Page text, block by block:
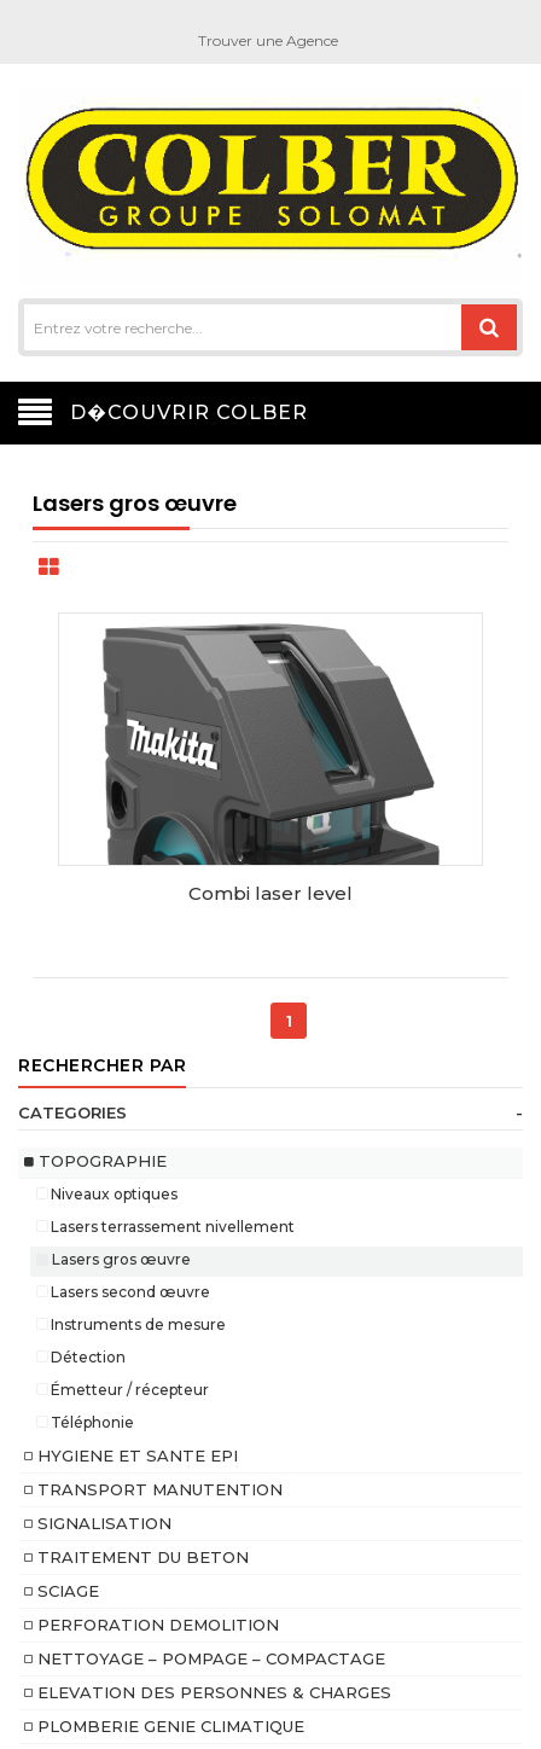
Trouver une Agence
D�COUVRIR COLBER
Lasers gros œuvre
Combi laser level
1
RECHERCHER PAR
CATEGORIES -
TOPOGRAPHIE
Niveaux optiques
Lasers terrassement nivellement
Lasers gros œuvre
Lasers second œuvre
Instruments de mesure
Détection
Émetteur / récepteur
Téléphonie
HYGIENE ET SANTE EPI
TRANSPORT MANUTENTION
SIGNALISATION
TRAITEMENT DU BETON
SCIAGE
PERFORATION DEMOLITION
NETTOYAGE – POMPAGE – COMPACTAGE
ELEVATION DES PERSONNES & CHARGES
PLOMBERIE GENIE CLIMATIQUE